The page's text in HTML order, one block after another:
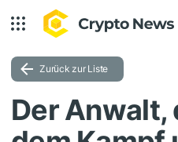
Zurück zur Liste
Der Anwalt,